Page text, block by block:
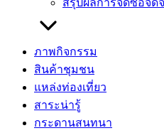
สรุปผลการจัดซื้อจัด
ภาพกิจกรรม
สินค้าชุมชน
แหล่งท่องเที่ยว
สาระน่ารู้
กระดานสนทนา